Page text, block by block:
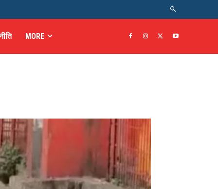
MORE